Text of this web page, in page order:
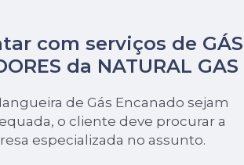
com serviços de GÁS
da NATURAL GAS
de Gás Encanado sejam
o cliente deve procurar a
especializada no assunto.